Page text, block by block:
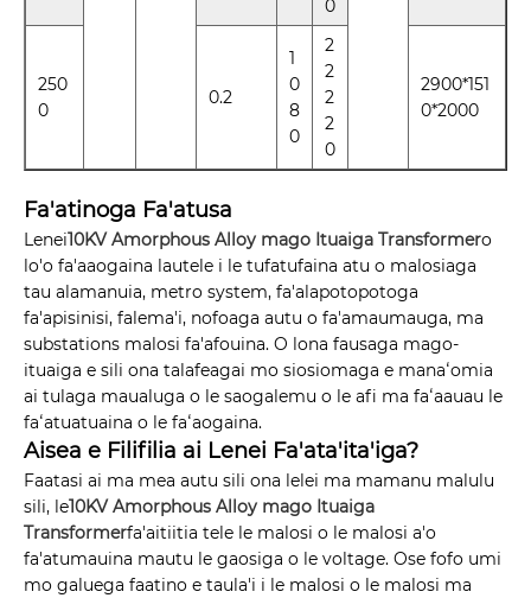
0
250
0
0.2
1
0
8
0
2
2
2
2
0
2900*151
0*2000
Fa'atinoga Fa'atusa
Lenei10KV Amorphous Alloy mago Ituaiga Transformero
lo'o fa'aaogaina lautele i le tufatufaina atu o malosiaga
tau alamanuia, metro system, fa'alapotopotoga
fa'apisinisi, falema'i, nofoaga autu o fa'amaumauga, ma
substations malosi fa'afouina. O lona fausaga mago-
ituaiga e sili ona talafeagai mo siosiomaga e manaʻomia
ai tulaga maualuga o le saogalemu o le afi ma faʻaauau le
faʻatuatuaina o le faʻaogaina.
Aisea e Filifilia ai Lenei Fa'ata'ita'iga?
Faatasi ai ma mea autu sili ona lelei ma mamanu malulu
sili, le10KV Amorphous Alloy mago Ituaiga
Transformerfa'aitiitia tele le malosi o le malosi a'o
fa'atumauina mautu le gaosiga o le voltage. Ose fofo umi
mo galuega faatino e taula'i i le malosi o le malosi ma